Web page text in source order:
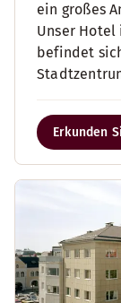
ein großes
Unser Hotel
befindet
Erkunden